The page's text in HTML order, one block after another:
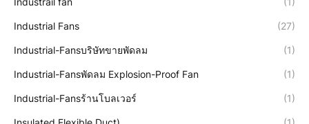
Industrial Fans (27)
Industrial-Fansบริษัทขายพัดลม (1)
Industrial-Fansพัดลม Explosion-Proof Fan (1)
Industrial-Fansร้านโบลเวอร์ (1)